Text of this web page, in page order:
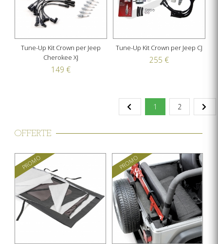
Tune-Up Kit Crown per Jeep
Cherokee XJ
149 €
Tune-Up Kit Crown per Jeep CJ
255 €
1 2
OFFERTE
PROMO PROMO